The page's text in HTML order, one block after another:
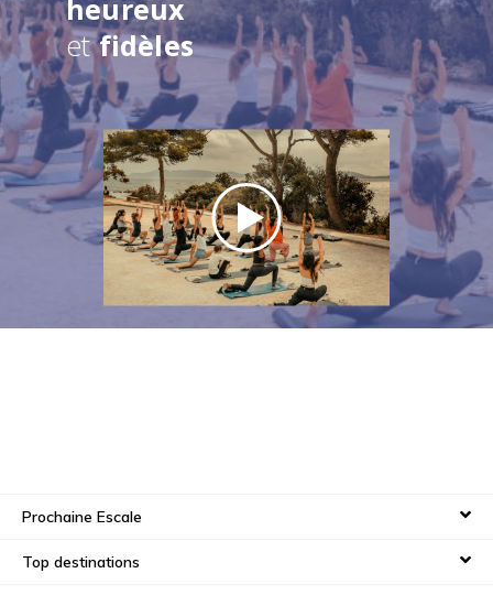
heureux
etfidèles
look !
Prochaine Escale
Top destinations